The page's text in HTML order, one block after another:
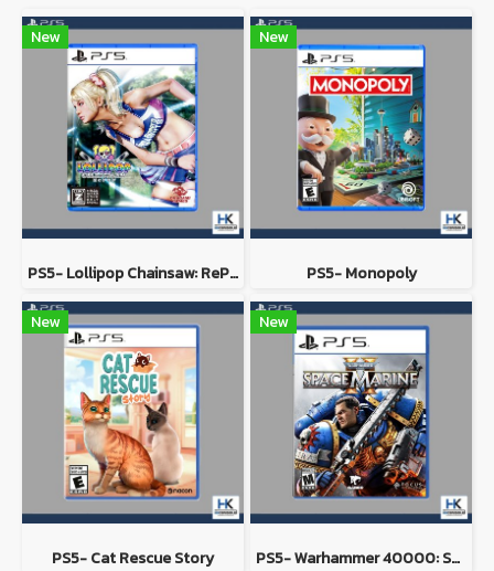
New
PS5- Lollipop Chainsaw: RePOP
New
PS5- Monopoly
New
PS5- Cat Rescue Story
New
PS5- Warhammer 40000: Space Marine 2